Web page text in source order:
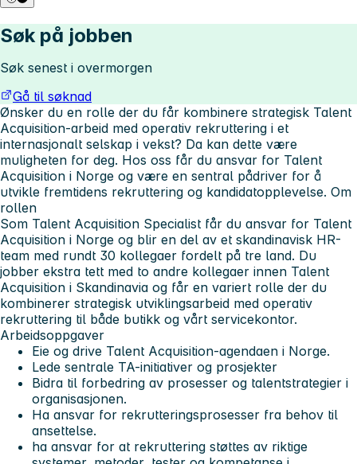
Søk på jobben
Søk senest i overmorgen
Gå til søknad
Ønsker du en rolle der du får kombinere strategisk Talent
Acquisition-arbeid med operativ rekruttering i et
internasjonalt selskap i vekst? Da kan dette være
muligheten for deg. Hos oss får du ansvar for Talent
Acquisition i Norge og være en sentral pådriver for å
utvikle fremtidens rekruttering og kandidatopplevelse. Om
rollen
Som Talent Acquisition Specialist får du ansvar for Talent
Acquisition i Norge og blir en del av et skandinavisk HR-
team med rundt 30 kollegaer fordelt på tre land. Du
jobber ekstra tett med to andre kollegaer innen Talent
Acquisition i Skandinavia og får en variert rolle der du
kombinerer strategisk utviklingsarbeid med operativ
rekruttering til både butikk og vårt servicekontor.
Arbeidsoppgaver
Eie og drive Talent Acquisition-agendaen i Norge.
Lede sentrale TA-initiativer og prosjekter
Bidra til forbedring av prosesser og talentstrategier i
organisasjonen.
Ha ansvar for rekrutteringsprosesser fra behov til
ansettelse.
ha ansvar for at rekruttering støttes av riktige